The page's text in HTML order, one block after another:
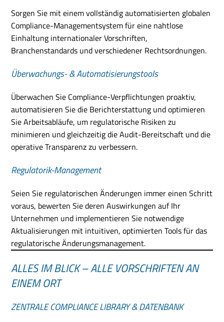
Sorgen Sie mit einem vollständig automatisierten globalen
Compliance-Managementsystem für eine nahtlose
Einhaltung internationaler Vorschriften,
Branchenstandards und verschiedener Rechtsordnungen.
Überwachungs- & Automatisierungstools
Überwachen Sie Compliance-Verpflichtungen proaktiv,
automatisieren Sie die Berichterstattung und optimieren
Sie Arbeitsabläufe, um regulatorische Risiken zu
minimieren und gleichzeitig die Audit-Bereitschaft und die
operative Transparenz zu verbessern.
Regulatorik-Management
Seien Sie regulatorischen Änderungen immer einen Schritt
voraus, bewerten Sie deren Auswirkungen auf Ihr
Unternehmen und implementieren Sie notwendige
Aktualisierungen mit intuitiven, optimierten Tools für das
regulatorische Änderungsmanagement.
ALLES IM BLICK – ALLE VORSCHRIFTEN AN
EINEM ORT
ZENTRALE COMPLIANCE LIBRARY & DATENBANK